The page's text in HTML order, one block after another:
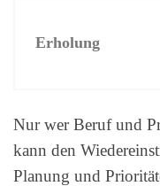
Erholung
Nur wer Beruf und
kann den
Planung und